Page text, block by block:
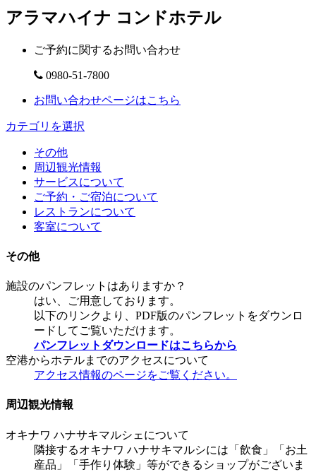
アラマハイナ コンドホテル
ご予約に関するお問い合わせ
0980-51-7800
お問い合わせページはこちら
カテゴリを選択
その他
周辺観光情報
サービスについて
ご予約・ご宿泊について
レストランについて
客室について
その他
施設のパンフレットはありますか？
はい、ご用意しております。
以下のリンクより、PDF版のパンフレットをダウンロ
ードしてご覧いただけます。
パンフレットダウンロードはこちらから
空港からホテルまでのアクセスについて
アクセス情報のページをご覧ください。
周辺観光情報
オキナワ ハナサキマルシェについて
隣接するオキナワ ハナサキマルシには「飲食」「お土
産品」「手作り体験」等ができるショップがございま